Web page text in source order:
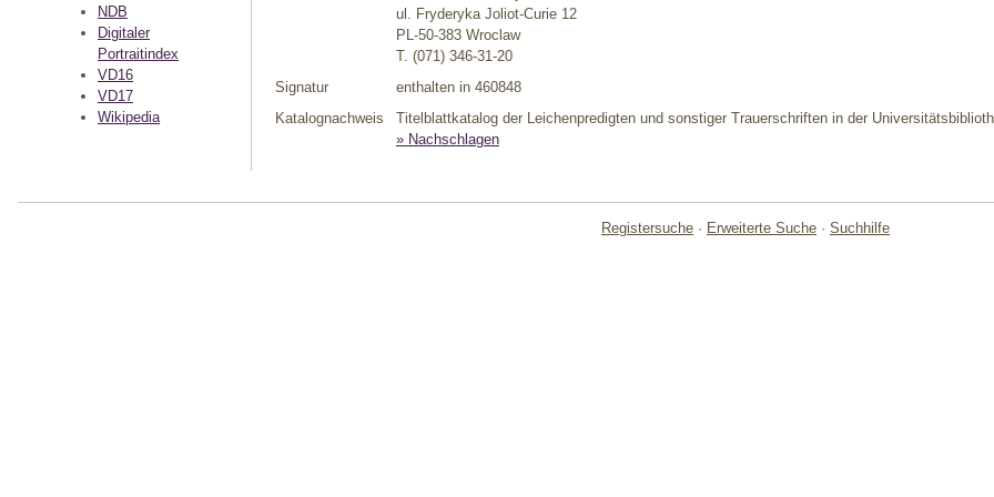
NDB
Digitaler
Portraitindex
VD16
VD17
Wikipedia
ul. Fryderyka Joliot-Curie 12
PL-50-383 Wroclaw
T. (071) 346-31-20
Signatur
enthalten in 460848
Katalognachweis
Titelblattkatalog der Leichenpredigten und sonstiger Trauerschriften in der
» Nachschlagen
Registersuche · Erweiterte Suche · Suchhilfe